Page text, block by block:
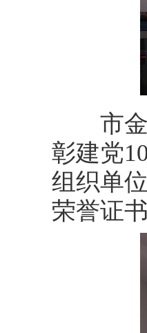
市金
彰建党
组织单
荣誉证